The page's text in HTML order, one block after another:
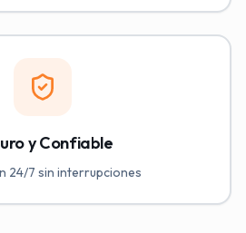
y Confiable
24/7 sin interrupciones